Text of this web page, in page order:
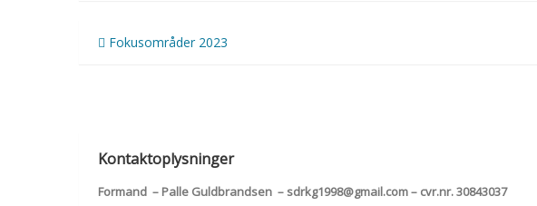
Indlægsnavigation
Fokusområder 2023
Kontaktoplysninger
Formand – Palle Guldbrandsen – sdrkg1998@gmail.com – cvr.nr. 30843037